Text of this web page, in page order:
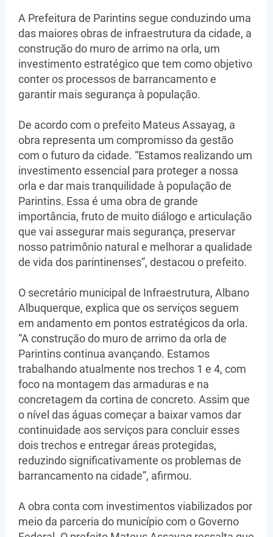
A Prefeitura de Parintins segue conduzindo uma
das maiores obras de infraestrutura da cidade, a
construção do muro de arrimo na orla, um
investimento estratégico que tem como objetivo
conter os processos de barrancamento e
garantir mais segurança à população.
De acordo com o prefeito Mateus Assayag, a
obra representa um compromisso da gestão
com o futuro da cidade. “Estamos realizando um
investimento essencial para proteger a nossa
orla e dar mais tranquilidade à população de
Parintins. Essa é uma obra de grande
importância, fruto de muito diálogo e articulação
que vai assegurar mais segurança, preservar
nosso patrimônio natural e melhorar a qualidade
de vida dos parintinenses”, destacou o prefeito.
O secretário municipal de Infraestrutura, Albano
Albuquerque, explica que os serviços seguem
em andamento em pontos estratégicos da orla.
“A construção do muro de arrimo da orla de
Parintins continua avançando. Estamos
trabalhando atualmente nos trechos 1 e 4, com
foco na montagem das armaduras e na
concretagem da cortina de concreto. Assim que
o nível das águas começar a baixar vamos dar
continuidade aos serviços para concluir esses
dois trechos e entregar áreas protegidas,
reduzindo significativamente os problemas de
barrancamento na cidade”, afirmou.
A obra conta com investimentos viabilizados por
meio da parceria do município com o Governo